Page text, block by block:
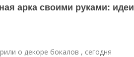
арка своими руками: идеи
о декоре бокалов , сегодня